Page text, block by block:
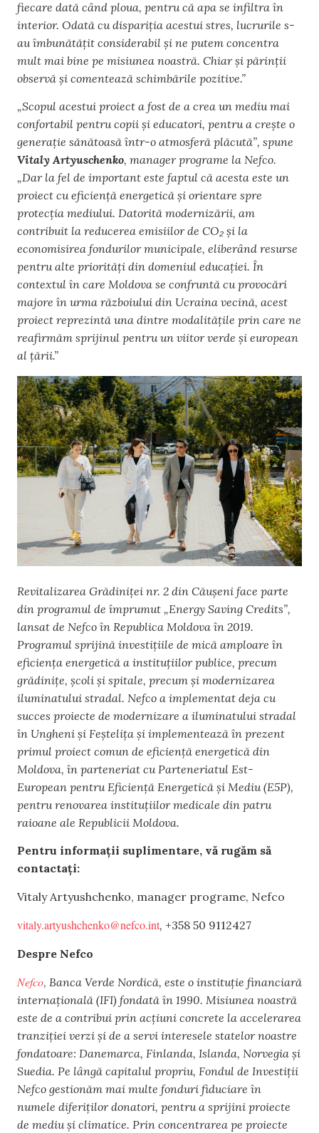
fiecare dată când ploua, pentru că apa se infiltra în
interior. Odată cu dispariția acestui stres, lucrurile s-
au îmbunătățit considerabil și ne putem concentra
mult mai bine pe misiunea noastră. Chiar și părinții
observă și comentează schimbările pozitive.”
„Scopul acestui proiect a fost de a crea un mediu mai
confortabil pentru copii și educatori, pentru a crește o
generație sănătoasă într-o atmosferă plăcută”, spune
Vitaly Artyuschenko, manager programe la Nefco.
„Dar la fel de important este faptul că acesta este un
proiect cu eficiență energetică și orientare spre
protecția mediului. Datorită modernizării, am
contribuit la reducerea emisiilor de CO₂ și la
economisirea fondurilor municipale, eliberând resurse
pentru alte priorități din domeniul educației. În
contextul în care Moldova se confruntă cu provocări
majore în urma războiului din Ucraina vecină, acest
proiect reprezintă una dintre modalitățile prin care ne
reafirmăm sprijinul pentru un viitor verde și european
al țării.”
Revitalizarea Grădiniței nr. 2 din Căușeni face parte
din programul de împrumut „Energy Saving Credits”,
lansat de Nefco în Republica Moldova în 2019.
Programul sprijină investițiile de mică amploare în
eficiența energetică a instituțiilor publice, precum
grădinițe, școli și spitale, precum și modernizarea
iluminatului stradal. Nefco a implementat deja cu
succes proiecte de modernizare a iluminatului stradal
în Ungheni și Feștelița și implementează în prezent
primul proiect comun de eficiență energetică din
Moldova, în parteneriat cu Parteneriatul Est-
European pentru Eficiență Energetică și Mediu (E5P),
pentru renovarea instituțiilor medicale din patru
raioane ale Republicii Moldova.
Pentru informații suplimentare, vă rugăm să
contactați:
Vitaly Artyushchenko, manager programe, Nefco
vitaly.artyushchenko@nefco.int, +358 50 9112427
Despre Nefco
Nefco, Banca Verde Nordică, este o instituție financiară
internațională (IFI) fondată în 1990. Misiunea noastră
este de a contribui prin acțiuni concrete la accelerarea
tranziției verzi și de a servi interesele statelor noastre
fondatoare: Danemarca, Finlanda, Islanda, Norvegia și
Suedia. Pe lângă capitalul propriu, Fondul de Investiții
Nefco gestionăm mai multe fonduri fiduciare în
numele diferiților donatori, pentru a sprijini proiecte
de mediu și climatice. Prin concentrarea pe proiecte